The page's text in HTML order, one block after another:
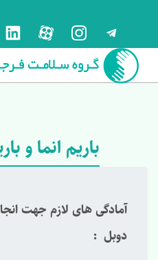
باریم انما و
آمادگی های لازم جهت
دوبل :